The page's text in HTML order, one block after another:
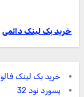
خرید بک لینک دائمی
خرید بک لینک فالو
پسورد نود 32